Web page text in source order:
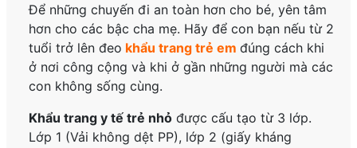
Để những chuyến đi an toàn hơn cho bé, yên tâm
hơn cho các bậc cha mẹ. Hãy để con bạn nếu từ 2
tuổi trở lên đeo khẩu trang trẻ emđúng cách khi
ở nơi công cộng và khi ở gần những người mà các
con không sống cùng.
Khẩu trang y tế trẻ nhỏ được cấu tạo từ 3 lớp.
Lớp 1 (Vải không dệt PP), lớp 2 (giấy kháng